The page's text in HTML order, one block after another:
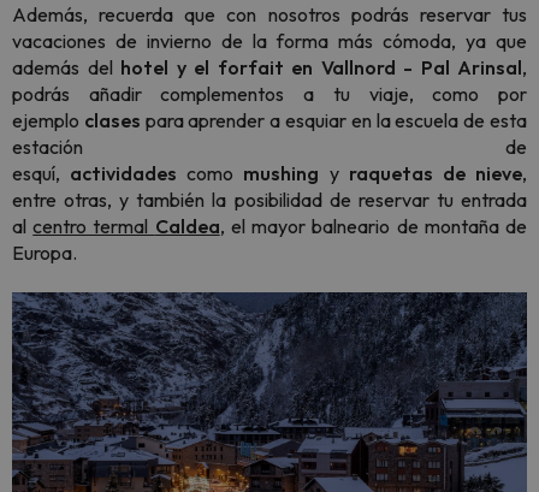
Además, recuerda que con nosotros podrás reservar tus
vacaciones de invierno de la forma más cómoda, ya que
además del hotel y el forfait en Vallnord - Pal Arinsal,
podrás añadir complementos a tu viaje, como por
ejemplo clases para aprender a esquiar en la escuela de esta
estación de
esquí, actividades como mushing y raquetas de nieve,
entre otras, y también la posibilidad de reservar tu entrada
alcentro termal Caldea, el mayor balneario de montaña de
Europa.